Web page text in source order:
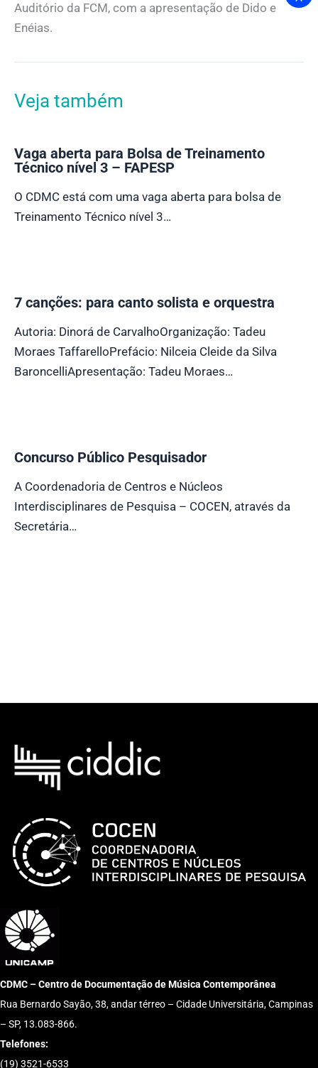
Auditório da FCM, com a apresentação de Dido e
Enéias.
Veja também
Vaga aberta para Bolsa de Treinamento
Técnico nível 3 – FAPESP
O CDMC está com uma vaga aberta para bolsa de
Treinamento Técnico nível 3…
7 canções: para canto solista e orquestra
Autoria: Dinorá de CarvalhoOrganização: Tadeu
Moraes TaffarelloPrefácio: Nilceia Cleide da Silva
BaroncelliApresentação: Tadeu Moraes…
Concurso Público Pesquisador
A Coordenadoria de Centros e Núcleos
Interdisciplinares de Pesquisa – COCEN, através da
Secretária…
CDMC – Centro de Documentação de Música Contemporânea
Rua Bernardo Sayão, 38, andar térreo – Cidade Universitária, Campinas
– SP, 13.083-866.
Telefones:
(19) 3521-6533